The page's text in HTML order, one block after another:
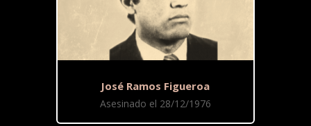
José Ramos Figueroa
Asesinado el 28/12/1976